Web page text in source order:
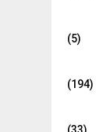
(5)
(194)